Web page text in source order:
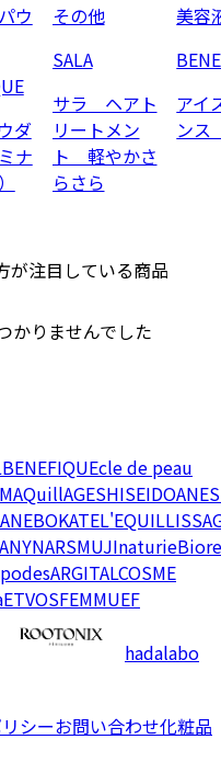
ウ
ダ
ナ
その他
SALA
サラ ヘアト
リートメン
ト 軽やかさ
らさら
美容
アイ
ン
が注目している商品
かりませんでした
BENEFIQUEcle de peau
MAQuillAGESHISEIDO
KATEL'EQUIL
NARSMUJInaturieBiore
ARGITALCOSME
ETVOSFEMMUEF
hadalabo
シーお問い合わせ化粧品